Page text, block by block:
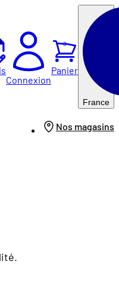
Connexion
Panier
0
France
Nos magasins